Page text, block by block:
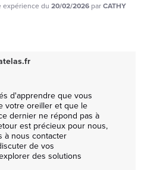
expérience du 20/02/2026 parCATHY
d'apprendre que vous
votre oreiller et que le
dernier ne répond pas à
est précieux pour nous,
à nous contacter
de vos
des solutions